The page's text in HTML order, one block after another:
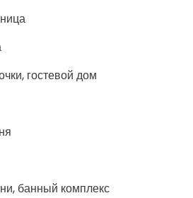
гостевой дом
банный комплекс